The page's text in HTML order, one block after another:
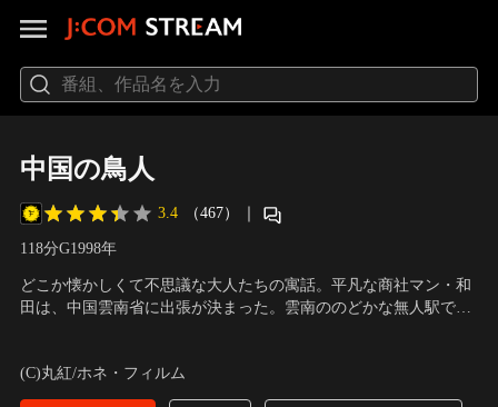
中国の鳥人
3.4 （467） ｜
118分G1998年
どこか懐かしくて不思議な大人たちの寓話。平凡な商社マン・和
田は、中国雲南省に出張が決まった。雲南ののどかな無人駅で
着く。彼らは「鳥人の学校」で飛び跳ねる子供たちと、子供たち
に飛び方を教えている青い目をした村の娘・燕に遭遇する。
(C)丸紅/ホネ・フィルム